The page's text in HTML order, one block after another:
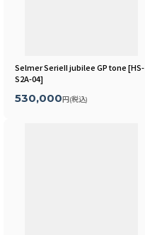
Selmer SerieII jubilee GP tone[HS-
S2A-04]
530,000 円 (税込)